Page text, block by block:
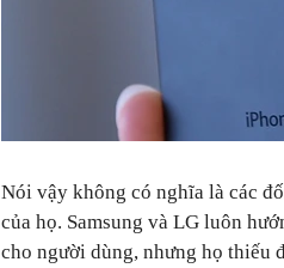
Nói vậy không có nghĩa là các
của họ. Samsung và LG luôn
cho người dùng, nhưng họ thiếu